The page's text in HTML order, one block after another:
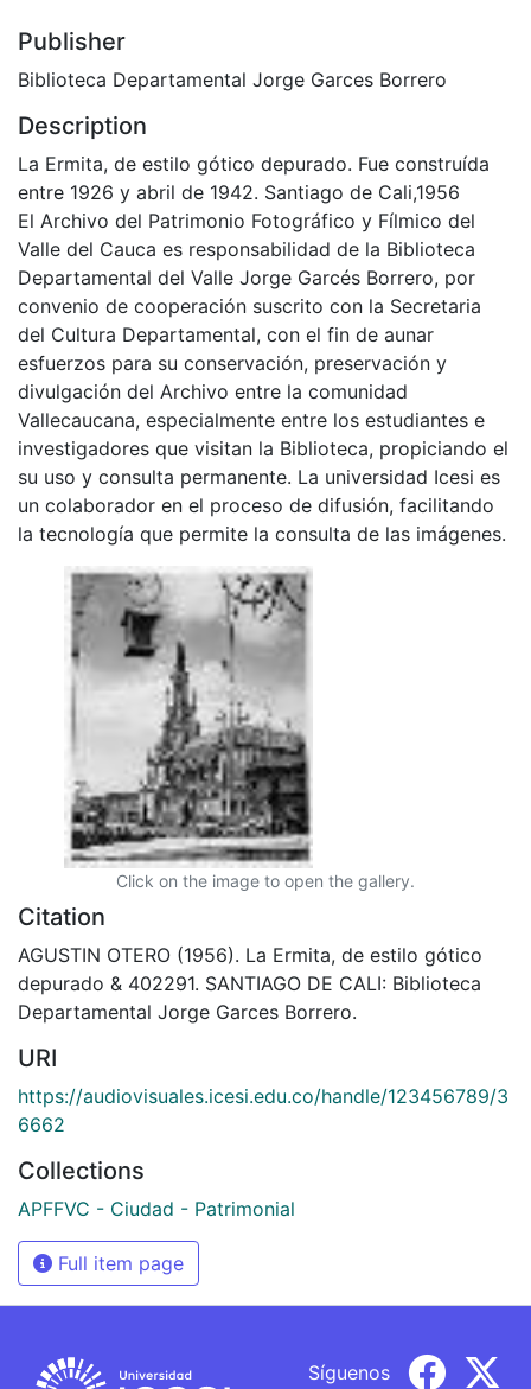
Publisher
Biblioteca Departamental Jorge Garces Borrero
Description
La Ermita, de estilo gótico depurado. Fue construída
entre 1926 y abril de 1942. Santiago de Cali,1956
El Archivo del Patrimonio Fotográfico y Fílmico del
Valle del Cauca es responsabilidad de la Biblioteca
Departamental del Valle Jorge Garcés Borrero, por
convenio de cooperación suscrito con la Secretaria
del Cultura Departamental, con el fin de aunar
esfuerzos para su conservación, preservación y
divulgación del Archivo entre la comunidad
Vallecaucana, especialmente entre los estudiantes e
investigadores que visitan la Biblioteca, propiciando el
su uso y consulta permanente. La universidad Icesi es
un colaborador en el proceso de difusión, facilitando
la tecnología que permite la consulta de las imágenes.
Click on the image to open the gallery.
Citation
AGUSTIN OTERO (1956). La Ermita, de estilo gótico
depurado & 402291. SANTIAGO DE CALI: Biblioteca
Departamental Jorge Garces Borrero.
URI
https://audiovisuales.icesi.edu.co/handle/123456789/3
6662
Collections
APFFVC - Ciudad - Patrimonial
Full item page
Síguenos